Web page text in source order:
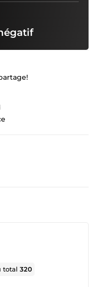
total320